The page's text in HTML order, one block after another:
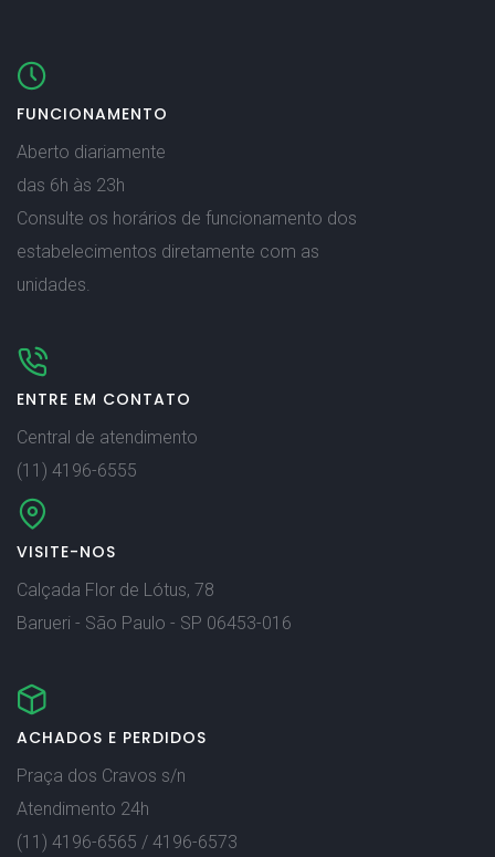
FUNCIONAMENTO
Aberto diariamente
das 6h às 23h
Consulte os horários de funcionamento dos
estabelecimentos diretamente com as
unidades.
ENTRE EM CONTATO
Central de atendimento
(11) 4196-6555
VISITE-NOS
Calçada Flor de Lótus, 78
Barueri - São Paulo - SP 06453-016
ACHADOS E PERDIDOS
Praça dos Cravos s/n
Atendimento 24h
(11) 4196-6565 / 4196-6573